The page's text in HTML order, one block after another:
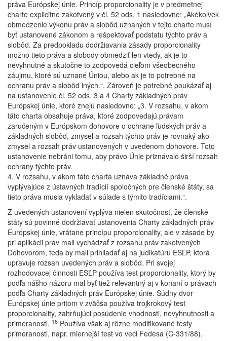
práva Európskej únie. Princíp proporcionality je v predmetnej
charte explicitne zakotvený v čl. 52 ods. 1 nasledovne: „Akékoľvek
obmedzenie výkonu práv a slobôd uznaných v tejto charte musí
byť ustanovené zákonom a rešpektovať podstatu týchto práv a
slobôd. Za predpokladu dodržiavania zásady proporcionality
možno tieto práva a slobody obmedziť len vtedy, ak je to
nevyhnutné a skutočne to zodpovedá cieľom všeobecného
záujmu, ktoré sú uznané Úniou, alebo ak je to potrebné na
ochranu práv a slobôd iných.“. Zároveň je potrebné poukázať aj
na ustanovenie čl. 52 ods. 3 a 4 Charty základných práv
Európskej únie, ktoré znejú nasledovne: „3. V rozsahu, v akom
táto charta obsahuje práva, ktoré zodpovedajú právam
zaručeným v Európskom dohovore o ochrane ľudských práv a
základných slobôd, zmysel a rozsah týchto práv je rovnaký ako
zmysel a rozsah práv ustanovených v uvedenom dohovore. Toto
ustanovenie nebráni tomu, aby právo Únie priznávalo širší rozsah
ochrany týchto práv.
4. V rozsahu, v akom táto charta uznáva základné práva
vyplývajúce z ústavných tradícií spoločných pre členské štáty, sa
tieto práva musia vykladať v súlade s týmito tradíciami.“.
Z uvedených ustanovení vyplýva nielen skutočnosť, že členské
štáty sú povinné dodržiavať ustanovenia Charty základných práv
Európskej únie, vrátane princípu proporcionality, ale v zásade by
pri aplikácii práv mali vychádzať z rozsahu práv zakotvených
Dohovorom, teda by mali prihliadať aj na judikatúru ESĽP, ktorá
upravuje rozsah uvedených práv a slobôd. Pri svojej
rozhodovacej činnosti ESĽP používa test proporcionality, ktorý by
podľa nášho názoru mal byť tiež relevantný aj v konaní o právach
podľa Charty základných práv Európskej únie. Súdny dvor
Európskej únie pritom v zväčša používa trojkrokový test
proporcionality, zahrňujúci posúdenie vhodnosti, nevyhnutnosti a
primeranosti. 16 Používa však aj rôzne modifikované testy
primeranosti, napr. miernejší test vo veci Fedesa (C-331/88).